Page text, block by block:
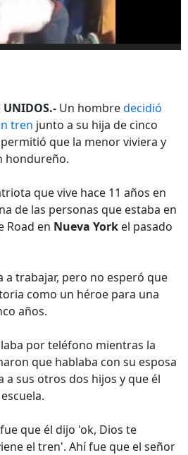
Hombre salva la vida
de niño que cayó en
UNIDOS.- Un hombredecidió
tren junto a su hija de cinco
que la menor viviera y
hondureño.
que vive hace 11 años en
de las personas que estaba en
Road en Nueva York el pasado
a trabajar, pero no esperó que
como un héroe para una
años.
por teléfono mientras la
que hablaba con su esposa
a sus otros dos hijos y que él
que él dijo 'ok, Dios te
el tren'. Ahí fue que el señor